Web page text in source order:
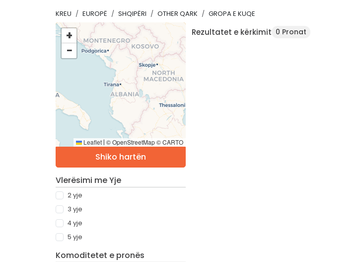
KREU EUROPË SHQIPËRI OTHER QARK GROPA E KUQE
+
−
Leaflet | © OpenStreetMap © CARTO
Shiko hartën
Vlerësimi me Yje
2 yje
3 yje
4 yje
5 yje
Komoditetet e pronës
Rezultatet e kërkimit 0 Pronat